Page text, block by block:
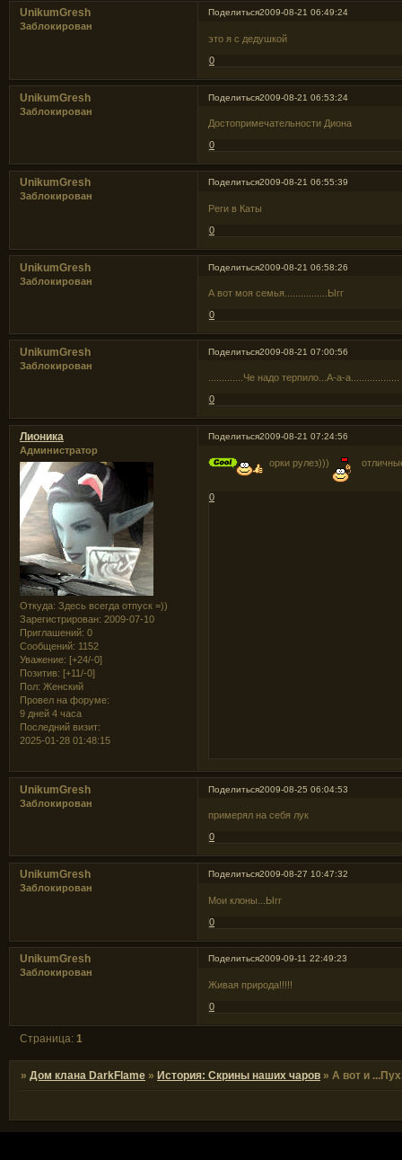
Поделиться2009-08-21 06:49:24
UnikumGresh
Заблокирован
это я с дедушкой
0
Поделиться2009-08-21 06:53:24
UnikumGresh
Заблокирован
Достопримечательности Диона
0
Поделиться2009-08-21 06:55:39
UnikumGresh
Заблокирован
Реги в Каты
0
Поделиться2009-08-21 06:58:26
UnikumGresh
Заблокирован
А вот моя семья................Ыгг
0
Поделиться2009-08-21 07:00:56
UnikumGresh
Заблокирован
.............Че надо терпило...А-а-а..................
0
Поделиться2009-08-21 07:24:56
Лионика
Администратор
Откуда: Здесь всегда отпуск =))
Зарегистрирован: 2009-07-10
Приглашений: 0
Сообщений: 1152
Уважение: [+24/-0]
Позитив: [+11/-0]
Пол: Женский
Провел на форуме:
9 дней 4 часа
Последний визит:
2025-01-28 01:48:15
орки рулез)))
0
Поделиться2009-08-25 06:04:53
UnikumGresh
Заблокирован
примерял на себя лук
0
Поделиться2009-08-27 10:47:32
UnikumGresh
Заблокирован
Мои клоны...Ыгг
0
Поделиться2009-09-11 22:49:23
UnikumGresh
Заблокирован
Живая природа!!!!!
0
Страница: 1
»Дом клана DarkFlame » История: Скрины наших чаров »А вот и